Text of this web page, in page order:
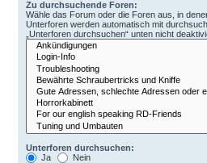
Zu durchsuchende Foren:
Wähle das Forum oder die Foren aus, in
Unterforen werden automatisch mit
„Unterforen durchsuchen“ unten nicht
Unterforen durchsuchen:
Ja
Nein